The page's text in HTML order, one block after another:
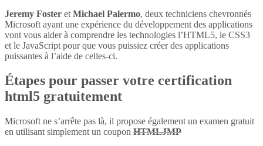
Jeremy Foster et Michael Palermo, deux techniciens chevronnés
Microsoft ayant une expérience du développement des applications
vont vous aider à comprendre les technologies l’HTML5, le CSS3
et le JavaScript pour que vous puissiez créer des applications
puissantes à l’aide de celles-ci.
Étapes pour passer votre certification
html5 gratuitement
Microsoft ne s’arrête pas là, il propose également un examen gratuit
en utilisant simplement un coupon HTMLJMP